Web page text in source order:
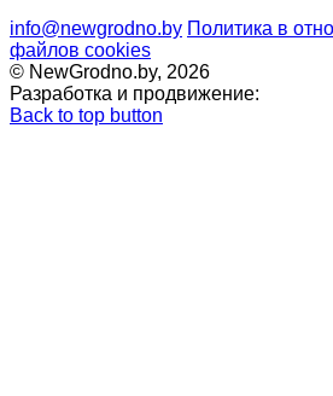
info@newgrodno.by Политика в
файлов cookies
© NewGrodno.by, 2026
Разработка и продвижение:
Back to top button